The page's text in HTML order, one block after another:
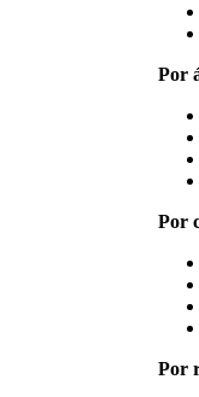
Por
Por
Por